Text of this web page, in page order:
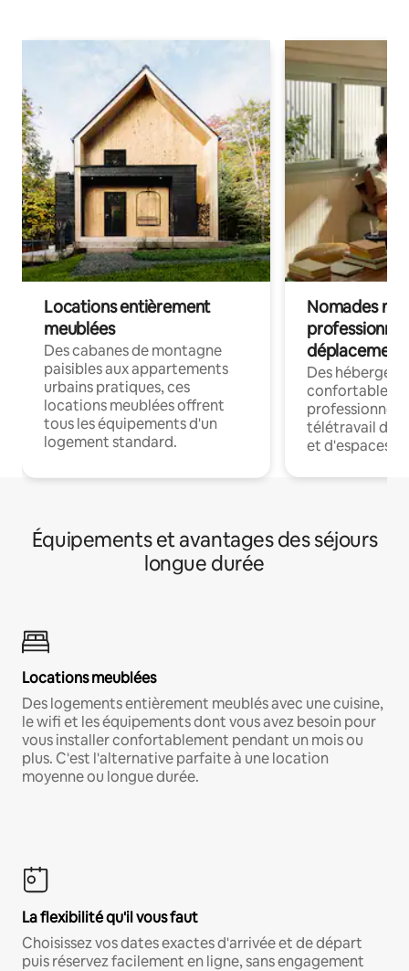
Locations entièrement
meublées
Des cabanes de montagne
paisibles aux appartements
urbains pratiques, ces
locations meublées offrent
tous les équipements d'un
logement standard.
Nomades
déplacement
Des
confortables
professionnels
télétravail
et d'espaces
Équipements et avantages des séjours
longue durée
Locations meublées
Des logements entièrement meublés avec une cuisine,
le wifi et les équipements dont vous avez besoin pour
vous installer confortablement pendant un mois ou
plus. C'est l'alternative parfaite à une location
moyenne ou longue durée.
La flexibilité qu'il vous faut
Choisissez vos dates exactes d'arrivée et de départ
puis réservez facilement en ligne, sans engagement